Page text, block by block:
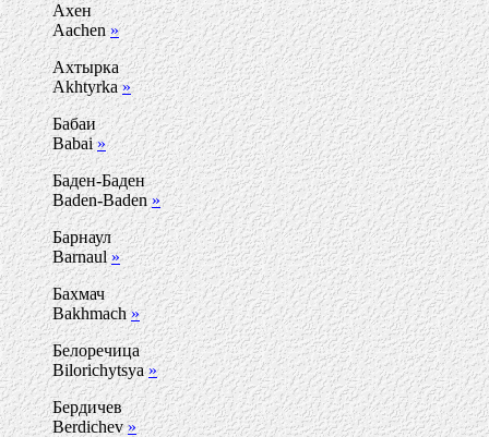
Ахен
Aachen»
Ахтырка
Akhtyrka»
Бабаи
Babai»
Баден-Баден
Baden-Baden»
Барнаул
Barnaul»
Бахмач
Bakhmach»
Белоречица
Bilorichytsya»
Бердичев
Berdichev»